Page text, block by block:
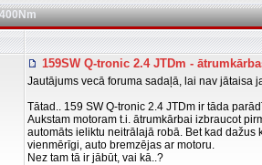
159SW Q-tronic 2.4 JTDm -
Jautājums vecā foruma sadaļā, lai nav jātaisa
Tātad.. 159 SW Q-tronic 2.4 JTDm ir tāda
Aukstam motoram t.i. ātrumkārbai izbraucot
automāts ieliktu neitrālajā robā. Bet kad
vienmērīgi, auto bremzējas ar motoru.
Nez tam tā ir jābūt, vai kā..?